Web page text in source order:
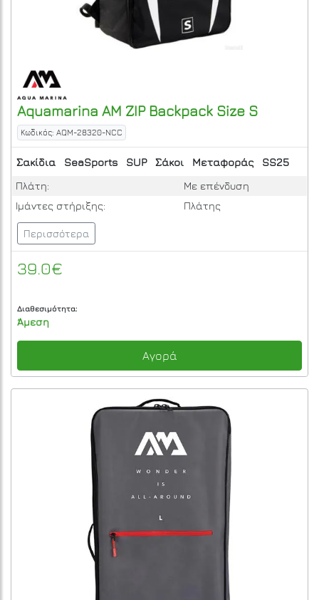
Aquamarina AM ZIP Backpack Size S
Κωδικός: AQM-28320-NCC
Σακίδια SeaSports SUP Σάκοι Μεταφοράς
SS25
Πλάτη:
Με επένδυση
Ιμάντες στήριξης:
Πλάτης
Περισσότερα
39.0€
Διαθεσιμότητα:
Άμεση
Αγορά